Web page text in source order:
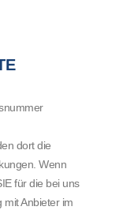
dort die
Wenn
für die bei uns
mit Anbieter im